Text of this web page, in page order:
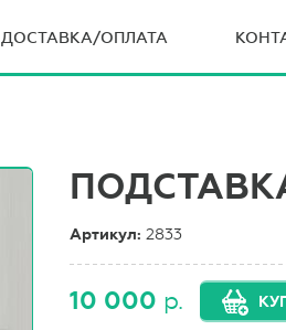
ДОСТАВКА/ОПЛАТА
Артикул:2833
10 000 р.